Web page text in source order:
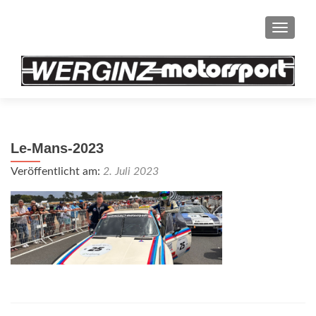
Le-Mans-2023
Veröffentlicht am: 2. Juli 2023